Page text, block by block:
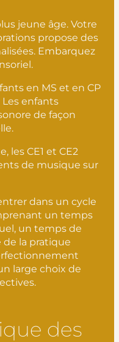
jeune âge. Votre
propose des
Embarquez
en MS et en CP
enfants
de façon
les CE1 et CE2
de musique sur
dans un cycle
un temps
un temps de
la pratique
large choix de
des